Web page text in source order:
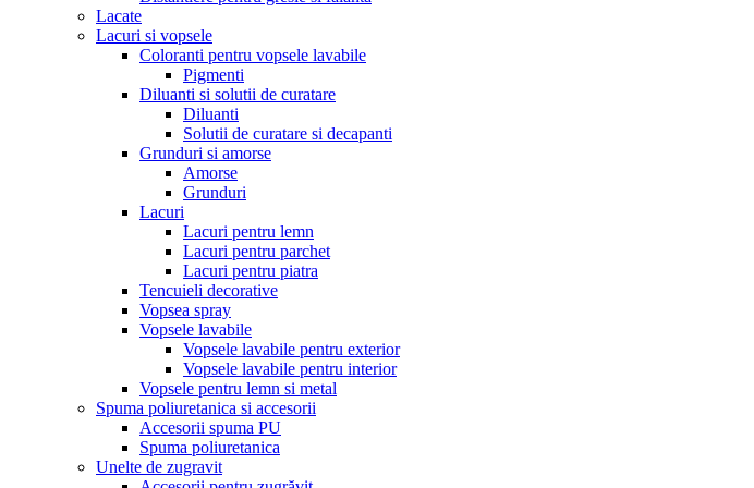
Lacate
Lacuri si vopsele
Coloranti pentru vopsele lavabile
Pigmenti
Diluanti si solutii de curatare
Diluanti
Solutii de curatare si decapanti
Grunduri si amorse
Amorse
Grunduri
Lacuri
Lacuri pentru lemn
Lacuri pentru parchet
Lacuri pentru piatra
Tencuieli decorative
Vopsea spray
Vopsele lavabile
Vopsele lavabile pentru exterior
Vopsele lavabile pentru interior
Vopsele pentru lemn si metal
Spuma poliuretanica si accesorii
Accesorii spuma PU
Spuma poliuretanica
Unelte de zugravit